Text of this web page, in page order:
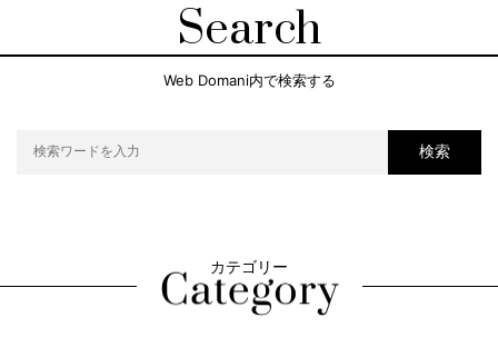
Search
Web Domani内で検索する
検索
カテゴリー